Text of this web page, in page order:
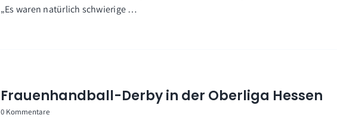
„Es waren natürlich schwierige …
Frauenhandball-Derby in der Oberliga Hessen
0 Kommentare